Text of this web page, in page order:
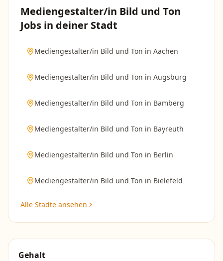
Mediengestalter/in Bild und Ton
Jobs in deiner Stadt
Mediengestalter/in Bild und Ton in Aachen
Mediengestalter/in Bild und Ton in Augsburg
Mediengestalter/in Bild und Ton in Bamberg
Mediengestalter/in Bild und Ton in Bayreuth
Mediengestalter/in Bild und Ton in Berlin
Mediengestalter/in Bild und Ton in Bielefeld
Alle Städte ansehen
Gehalt